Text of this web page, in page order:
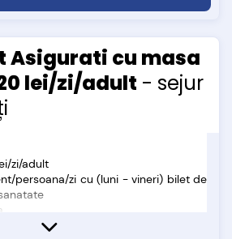
zi
Intim = 60 lei/zi
= 50 lei/zi
= 50 lei/zi
Intim = 60 lei/zi
Asigurati cu masa
lei/zi/adult - sejur
zi/adult
persoana/zi cu (luni - vineri) bilet de